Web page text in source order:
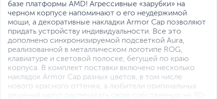
базе платформы AMD! Агрессивные «зарубки» на
черном корпусе напоминают о его неудержимой
мощи, а декоративные накладки Armor Cap позволяют
придать устройству индивидуальности. Все это
дополнено синхронизируемой подсветкой Aura,
реализованной в металлическом логотипе ROG,
клавиатуре и световой полоске, бегущей по краю
корпуса. В комплект поставки включено несколько
накладок Armor Cap разных цветов, в том числе
нового красного оттенка, а любители оригинальных